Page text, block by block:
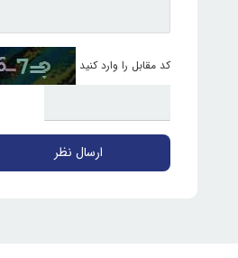
کد مقابل را وارد کنید
ارسال نظر